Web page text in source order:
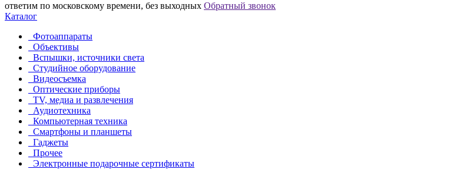
ответим по московскому времени, без выходных Обратный звонок
Каталог
Фотоаппараты
Объективы
Вспышки, источники света
Студийное оборудование
Видеосъемка
Оптические приборы
TV, медиа и развлечения
Аудиотехника
Компьютерная техника
Смартфоны и планшеты
Гаджеты
Прочее
Электронные подарочные сертификаты